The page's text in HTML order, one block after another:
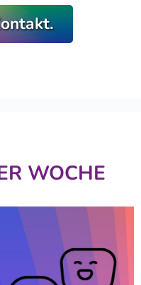
WOCHE